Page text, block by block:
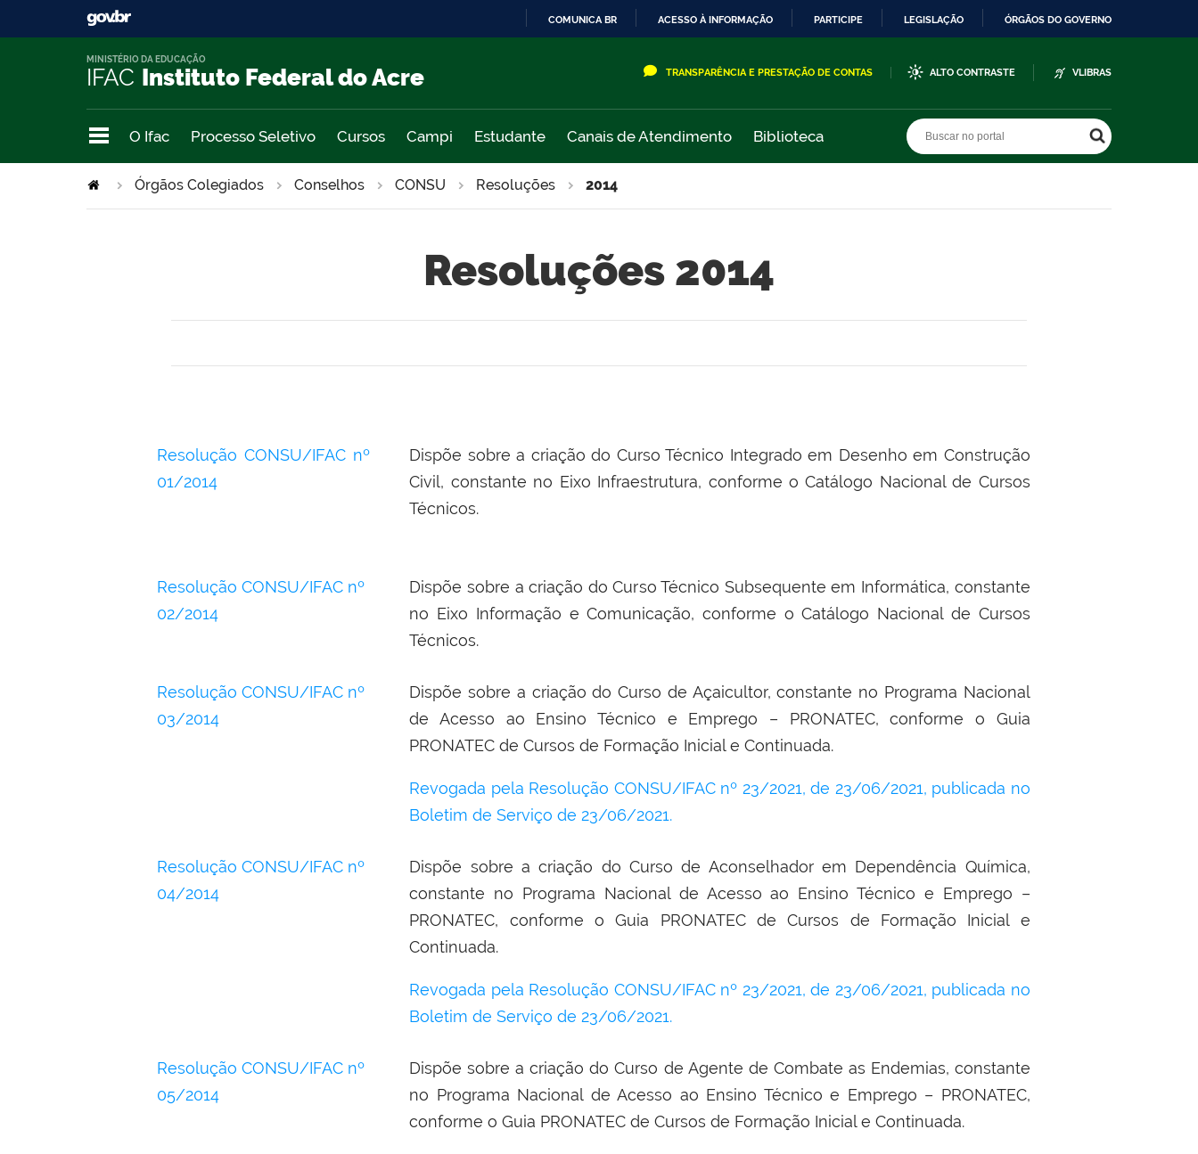
COMUNICA BR ACESSO À INFORMAÇÃO PARTICIPE LEGISLAÇÃO ÓRGÃOS DO GOVERNO
IFAC Instituto Federal do Acre
MINISTÉRIO DA EDUCAÇÃO
TRANSPARÊNCIA E PRESTAÇÃO DE CONTAS ALTO CONTRASTE VLIBRAS
O Ifac Processo Seletivo Cursos Campi Estudante Canais de Atendimento Biblioteca
Órgãos Colegiados Conselhos CONSU Resoluções 2014
Resoluções 2014
Resolução CONSU/IFAC nº
01/2014
Dispõe sobre a criação do Curso Técnico Integrado em Desenho em Construção
Civil, constante no Eixo Infraestrutura, conforme o Catálogo Nacional de Cursos
Técnicos.
Resolução CONSU/IFAC nº
02/2014
Dispõe sobre a criação do Curso Técnico Subsequente em Informática, constante
no Eixo Informação e Comunicação, conforme o Catálogo Nacional de Cursos
Técnicos.
Resolução CONSU/IFAC nº
03/2014
Dispõe sobre a criação do Curso de Açaicultor, constante no Programa Nacional
de Acesso ao Ensino Técnico e Emprego – PRONATEC, conforme o Guia
PRONATEC de Cursos de Formação Inicial e Continuada.
Revogada pela Resolução CONSU/IFAC nº 23/2021, de 23/06/2021, publicada no
Boletim de Serviço de 23/06/2021.
Resolução CONSU/IFAC nº
04/2014
Dispõe sobre a criação do Curso de Aconselhador em Dependência Química,
constante no Programa Nacional de Acesso ao Ensino Técnico e Emprego –
PRONATEC, conforme o Guia PRONATEC de Cursos de Formação Inicial e
Continuada.
Revogada pela Resolução CONSU/IFAC nº 23/2021, de 23/06/2021, publicada no
Boletim de Serviço de 23/06/2021.
Resolução CONSU/IFAC nº
05/2014
Dispõe sobre a criação do Curso de Agente de Combate as Endemias, constante
no Programa Nacional de Acesso ao Ensino Técnico e Emprego – PRONATEC,
conforme o Guia PRONATEC de Cursos de Formação Inicial e Continuada.